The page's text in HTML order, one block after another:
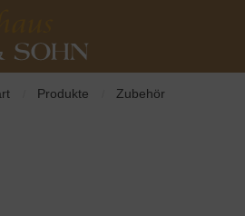
Produkte Zubehör